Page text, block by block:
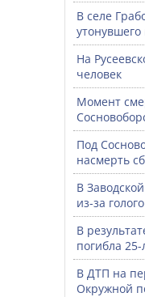
В селе
На
человек
Момент
Под
насмерть
В
из-за
В
погибла
В ДТП на
Окружной